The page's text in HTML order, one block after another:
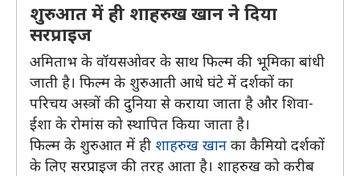
शुरुआत में ही शाहरुख खान ने दिया
सरप्राइज
अमिताभ के वॉयसओवर के साथ फिल्म की भूमिका बांधी
जाती है। फिल्म के शुरुआती आधे घंटे में दर्शकों का
परिचय अस्त्रों की दुनिया से कराया जाता है और शिवा-
ईशा के रोमांस को स्थापित किया जाता है।
फिल्म के शुरुआत में ही शाहरुख खान का कैमियो दर्शकों
के लिए सरप्राइज की तरह आता है। शाहरुख को करीब